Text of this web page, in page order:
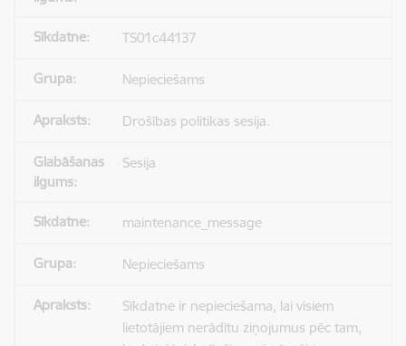
TS01c44137
Nepieciešams
Drošības politikas sesija.
Sesija
maintenance_message
Nepieciešams
Sīkdatne ir nepieciešama, lai visiem
lietotājiem nerādītu ziņojumus pēc tam,